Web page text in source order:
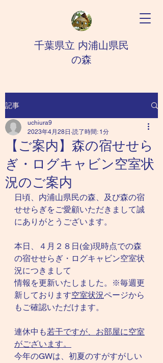
千葉県立 内浦山県民
の森
記事
【ご案内】森の宿せせら
ぎ・ログキャビン空室状
況のご案内
uchiura9
2023年4月28日 読了時間: 1分
日頃、内浦山県民の森、及び森の宿
せせらぎをご愛顧いただきまして誠
にありがとうございます。
本日、４月２８日(金)現時点での森
の宿せせらぎ・ログキャビン空室状
況につきまして
情報を更新いたしました。※毎週更
新しております空室状況ページから
もご確認いただけます。
連休中も若干ですが、お部屋に空室
がございます。
今年のGWは、初夏のすがすがしい